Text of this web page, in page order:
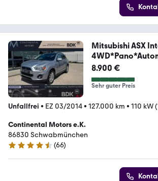
Mitsubishi ASX
HK*Xenon*
8.900 €
Sehr guter Preis
Unfallfrei • EZ 03/2014• 127.000 km • 110 kW
Continental Motors e.K.
86830 Schwabmünchen
4.5 Sterne
(66)